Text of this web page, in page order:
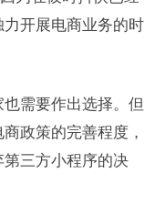
开展电商业务的时
需要作出选择。但
政策的完善程度，
三方小程序的决